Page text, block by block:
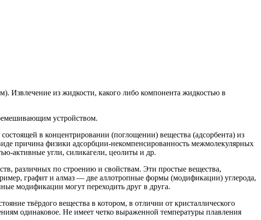
Извлечение из жидкости, какого либо компонента жидкостью в
устройством.
в концентрировании (поглощении) вещества (адсорбента) из
причина физики адсорбции-некомпенсированность межмолекулярных
активные угли, силикагели, цеолиты и др.
различных по строению и свойствам. Эти простые вещества,
графит и алмаз — две аллотропные формы (модификации) углерода,
модификации могут переходить друг в друга.
твёрдого вещества в котором, в отличии от кристаллического
одинаковое. Не имеет четко выраженной температуры плавления